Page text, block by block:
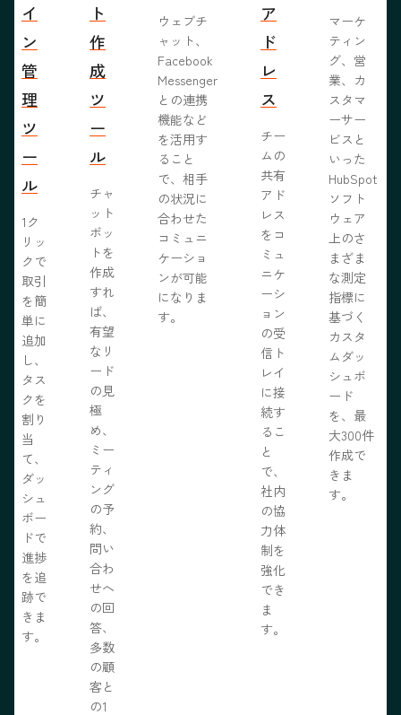
イ
ン
管
理
ツ
ー
ル
1ク
リッ
クで
取引
を簡
単に
追加
し、
タス
クを
割り
当
て、
ダッ
シュ
ボー
ドで
進捗
を追
跡で
きま
す。
ト
作
成
ツ
ー
ル
チャ
ット
ボッ
トを
作成
すれ
ば、
有望
なリ
ード
の見
極
め、
ミー
ティ
ング
の予
約、
問い
合わ
せへ
の回
答、
多数
の顧
客と
の1
ウェブチ
ャット、
Facebook
Messenger
との連携
機能など
を活用す
ること
で、相手
の状況に
合わせた
コミュニ
ケーショ
ンが可能
になりま
す。
ア
ド
レ
ス
チー
ムの
共有
アド
レス
をコ
ミュ
ニケ
ーシ
ョン
の受
信ト
レイ
に接
続す
るこ
と
で、
社内
の協
力体
制を
強化
でき
ま
す。
マーケ
ティン
グ、営
業、カ
スタマ
ーサー
ビスと
いった
HubSpot
ソフト
ウェア
上のさ
まざま
な測定
指標に
基づく
カスタ
ムダッ
シュボ
ード
を、最
大300件
作成で
きま
す。